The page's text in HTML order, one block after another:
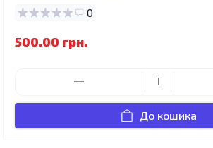
0
500.00 грн.
До кошика